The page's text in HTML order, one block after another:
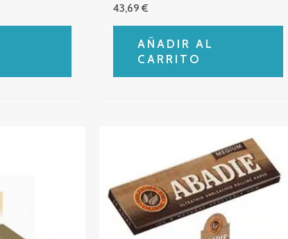
43,69€
AÑADIR AL
CARRITO